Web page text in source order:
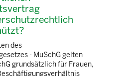
des
- MuSchG gelten
grundsätzlich für Frauen,